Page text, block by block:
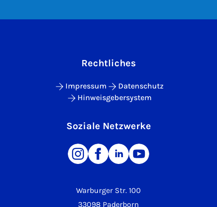
Warburger Str. 100
33098 Paderborn
Rechtliches
Impressum
Datenschutz
Hinweisgebersystem
Soziale Netzwerke